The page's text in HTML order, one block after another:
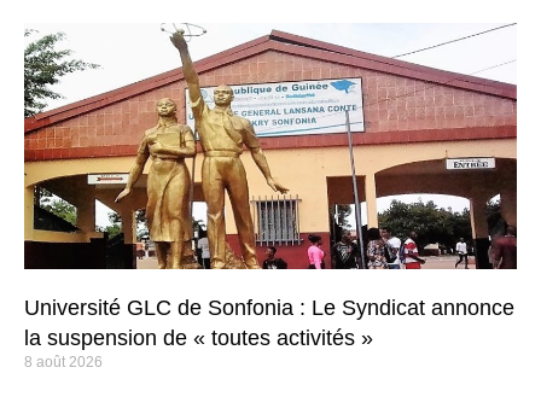
Université GLC de Sonfonia : Le Syndicat annonce
la suspension de « toutes activités »
8 août 2026